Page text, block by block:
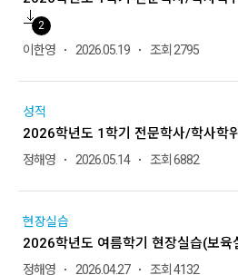
2
이한영 2026.05.19 조회 2795
성적
정해영 2026.05.14 조회 6882
현장실습
정해영 2026.04.27 조회 4132